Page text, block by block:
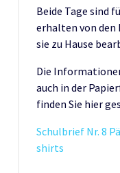
Beide Tage sind
erhalten von den
sie zu Hause
Die
auch in der
finden Sie hier
Schulbrief Nr. 8
shirts